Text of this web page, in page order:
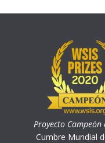
Proyecto
Cumbre Mundial